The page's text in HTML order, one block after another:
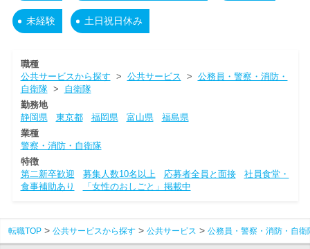
未経験 土日祝日休み
職種
公共サービスから探す > 公共サービス > 公務員・警察・消防・
自衛隊> 自衛隊
勤務地
静岡県
東京都 福岡県 富山県
福島県
業種
警察・消防・自衛隊
特徴
第二新卒歓迎
募集人数10名以上 応募者全員と面接
社員食堂・
食事補助あり
「女性のおしごと」掲載中
転職TOP 公共サービスから探す 公共サービス 公務員・警察・消防・自衛